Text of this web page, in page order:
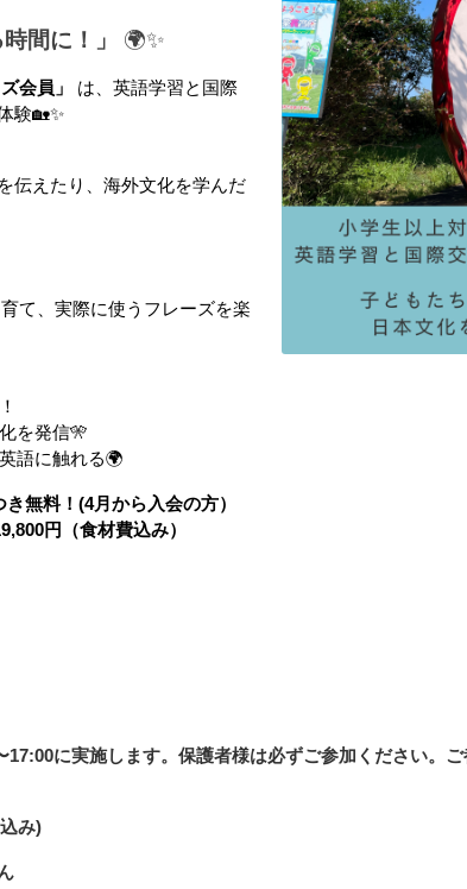
間に！」 🌍✨
会員」
は、英語学習と国際
験🏡✨
伝えたり、海外文化を学んだ
て、実際に使うフレーズを楽
を発信🎌
語に触れる🌍
無料！(4月から入会の方）
円（食材費込み）
に実施します。保護者様は必ずご参加ください。
み)